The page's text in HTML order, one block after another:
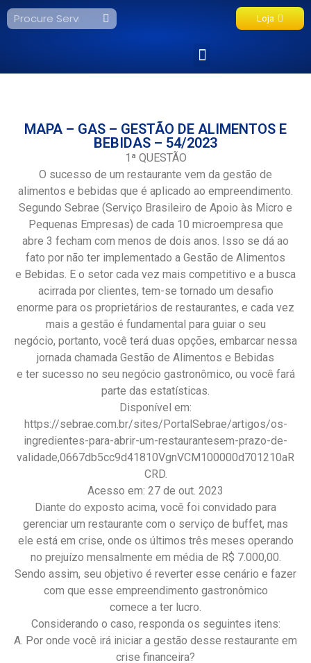
Loja
MAPA – GAS – GESTÃO DE ALIMENTOS E
BEBIDAS – 54/2023
1ª QUESTÃO
O sucesso de um restaurante vem da gestão de
alimentos e bebidas que é aplicado ao empreendimento.
Segundo Sebrae (Serviço Brasileiro de Apoio às Micro e
Pequenas Empresas) de cada 10 microempresa que
abre 3 fecham com menos de dois anos. Isso se dá ao
fato por não ter implementado a Gestão de Alimentos
e Bebidas. E o setor cada vez mais competitivo e a busca
acirrada por clientes, tem-se tornado um desafio
enorme para os proprietários de restaurantes, e cada vez
mais a gestão é fundamental para guiar o seu
negócio, portanto, você terá duas opções, embarcar nessa
jornada chamada Gestão de Alimentos e Bebidas
e ter sucesso no seu negócio gastronômico, ou você fará
parte das estatísticas.
Disponível em:
https://sebrae.com.br/sites/PortalSebrae/artigos/os-
ingredientes-para-abrir-um-restaurantesem-prazo-de-
validade,0667db5cc9d41810VgnVCM100000d701210aR
CRD.
Acesso em: 27 de out. 2023
Diante do exposto acima, você foi convidado para
gerenciar um restaurante com o serviço de buffet, mas
ele está em crise, onde os últimos três meses operando
no prejuízo mensalmente em média de R$ 7.000,00.
Sendo assim, seu objetivo é reverter esse cenário e fazer
com que esse empreendimento gastronômico
comece a ter lucro.
Considerando o caso, responda os seguintes itens:
A. Por onde você irá iniciar a gestão desse restaurante em
crise financeira?